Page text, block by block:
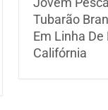
Tubarão
Em Linha De
Califórnia